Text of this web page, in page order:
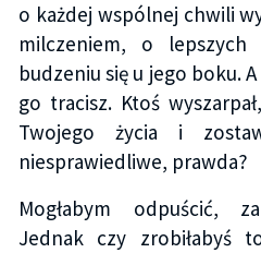
o każdej wspólnej chwili
milczeniem, o
budzeniu się u jego boku.
go tracisz. Ktoś
Twojego życia i
niesprawiedliwe, prawda?
Mogłabym odpuścić,
Jednak czy zrobiłabyś